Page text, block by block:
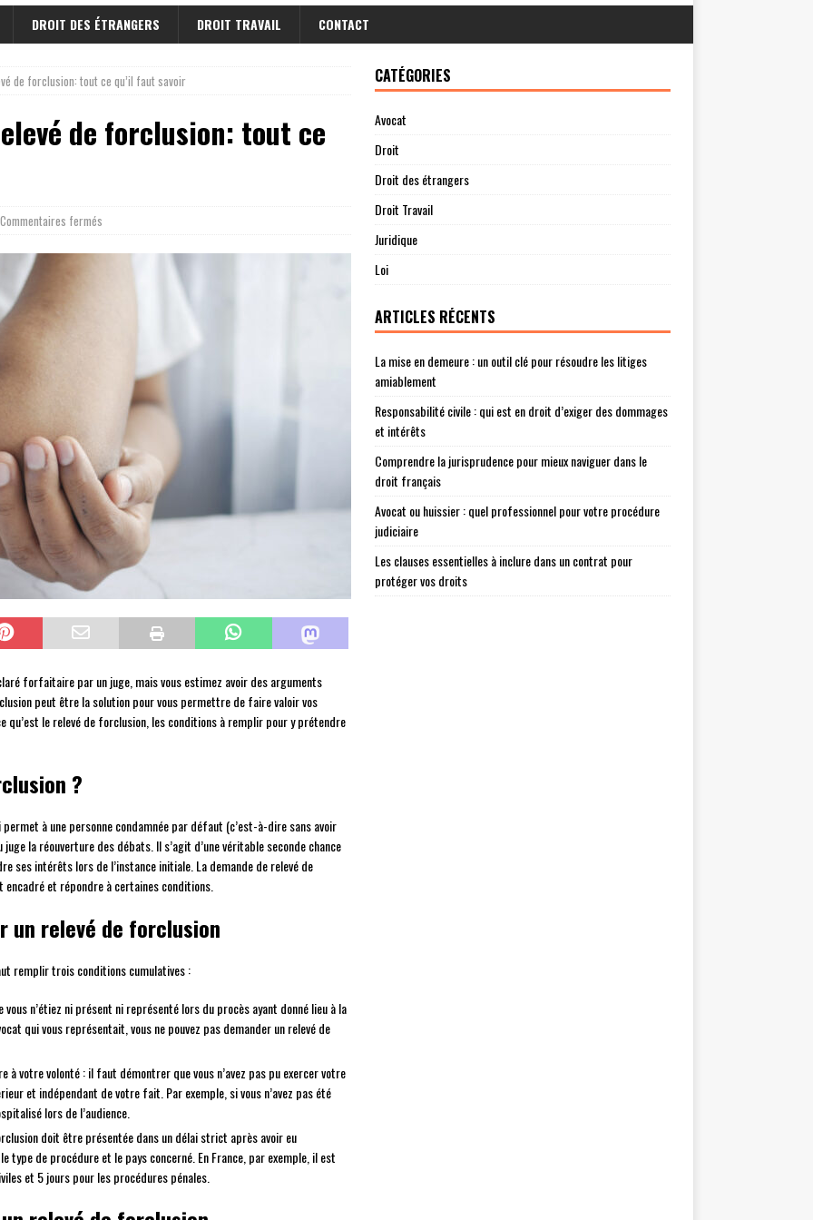
DROIT DES ÉTRANGERS DROIT TRAVAIL CONTACT
de forclusion: tout ce qu’il faut savoir
de forclusion: tout ce
Commentaires fermés
forfaitaire par un juge, mais vous estimez avoir des arguments
peut être la solution pour vous permettre de faire valoir vos
qu’est le relevé de forclusion, les conditions à remplir pour y prétendre
?
à une personne condamnée par défaut (c’est-à-dire sans avoir
la réouverture des débats. Il s’agit d’une véritable seconde chance
ses intérêts lors de l’instance initiale. La demande de relevé de
et répondre à certaines conditions.
un relevé de forclusion
remplir trois conditions cumulatives :
n’étiez ni présent ni représenté lors du procès ayant donné lieu à la
qui vous représentait, vous ne pouvez pas demander un relevé de
à votre volonté : il faut démontrer que vous n’avez pas pu exercer votre
et indépendant de votre fait. Par exemple, si vous n’avez pas été
lors de l’audience.
doit être présentée dans un délai strict après avoir eu
type de procédure et le pays concerné. En France, par exemple, il est
et 5 jours pour les procédures pénales.
CATÉGORIES
Avocat
Droit
Droit des étrangers
Droit Travail
Juridique
Loi
ARTICLES RÉCENTS
La mise en demeure : un outil clé pour résoudre les litiges
amiablement
Responsabilité civile : qui est en droit d’exiger des dommages
et intérêts
Comprendre la jurisprudence pour mieux naviguer dans le
droit français
Avocat ou huissier : quel professionnel pour votre procédure
judiciaire
Les clauses essentielles à inclure dans un contrat pour
protéger vos droits